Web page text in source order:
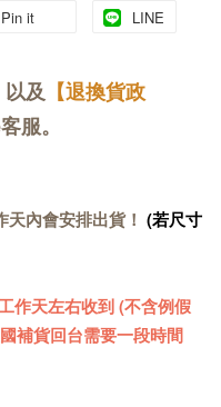
Pin it LINE
以及 【退換貨政
服。
內會安排出貨！ (若尺寸
作天左右收到 (不含例假
補貨回台需要一段時間